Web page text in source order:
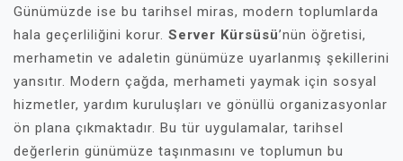
Günümüzde ise bu tarihsel miras, modern toplumlarda
hala geçerliliğini korur. Server Kürsüsü’nün öğretisi,
merhametin ve adaletin günümüze uyarlanmış şekillerini
yansıtır. Modern çağda, merhameti yaymak için sosyal
hizmetler, yardım kuruluşları ve gönüllü organizasyonlar
ön plana çıkmaktadır. Bu tür uygulamalar, tarihsel
değerlerin günümüze taşınmasını ve toplumun bu